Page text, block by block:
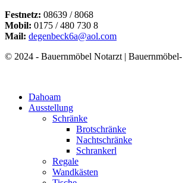
Festnetz: 08639 / 8068
Mobil: 0175 / 480 730 8
Mail: degenbeck6a@aol.com
© 2024 - Bauernmöbel Notarzt |
Dahoam
Ausstellung
Schränke
Brotschränke
Nachtschränke
Schrankerl
Regale
Wandkästen